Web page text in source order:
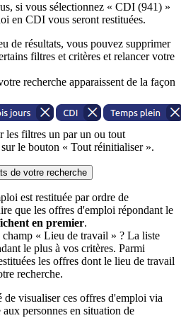
si vous sélectionnez « CDI (941) »
en CDI vous seront restituées.
de résultats, vous pouvez supprimer
filtres et critères et relancer votre
recherche apparaissent de la façon
les filtres un par un ou tout
le bouton « Tout réinitialiser ».
de votre recherche
est restituée par ordre de
que les offres d'emploi répondant le
en premier.
champ « Lieu de travail » ? La liste
le plus à vos critères. Parmi
les offres dont le lieu de travail
recherche.
de visualiser ces offres d'emploi via
personnes en situation de